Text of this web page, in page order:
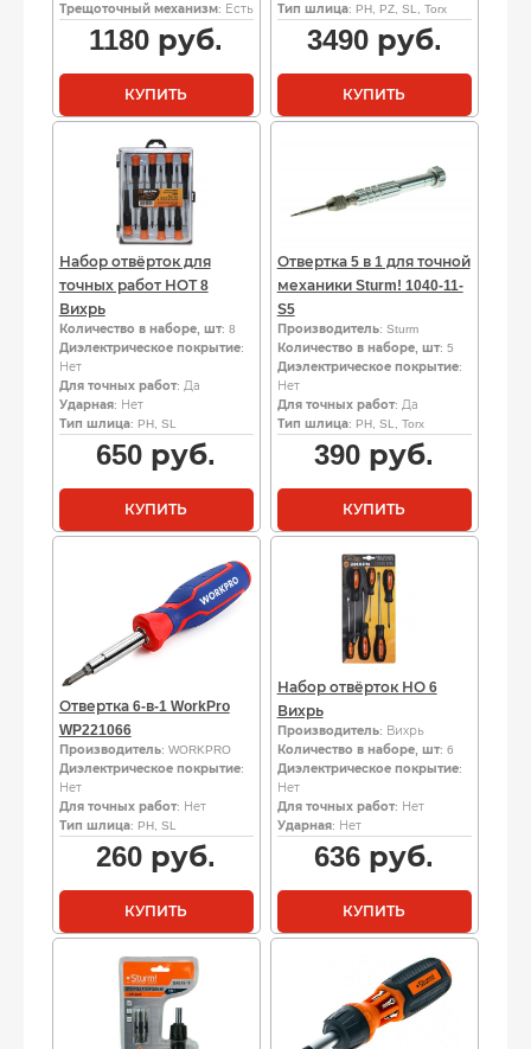
Трещоточный механизм: Есть
1180 руб.
КУПИТЬ
Тип шлица: PH, PZ, SL, Torx
3490руб.
КУПИТЬ
Набор отвёрток для
точных работ НОТ 8
Вихрь
Количество в наборе, шт: 8
Диэлектрическое покрытие:
Нет
Для точных работ: Да
Ударная: Нет
Тип шлица: PH, SL
650 руб.
КУПИТЬ
Отвертка 5 в 1 для точной
механики Sturm! 1040-11-
S5
Производитель: Sturm
Количество в наборе, шт: 5
Диэлектрическое покрытие:
Нет
Для точных работ: Да
Тип шлица: PH, SL, Torx
390 руб.
КУПИТЬ
Отвертка 6-в-1 WorkPro
WP221066
Производитель: WORKPRO
Диэлектрическое покрытие:
Нет
Для точных работ: Нет
Тип шлица: PH, SL
260 руб.
КУПИТЬ
Набор отвёрток НО 6
Вихрь
Производитель: Вихрь
Количество в наборе, шт: 6
Диэлектрическое покрытие:
Нет
Для точных работ: Нет
Ударная: Нет
636 руб.
КУПИТЬ